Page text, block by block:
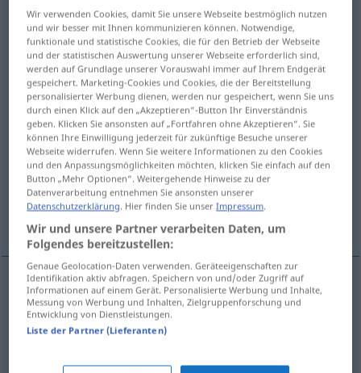
Stückgutn
Übersicht aller Übersetzungen
(Für mehr Details die Übersetzung anklicken/antippen)
parcelled goods, parcelled freight, general
cargo, LCL
less-than-carload freight (, piece goods
to forward convey ship by ordinary goods
parcel(l)edgoodspl Stückgut WIRTSCH
Stückgut
Wir verwenden Cookies, damit Sie unsere Webseite bestmöglich nutzen
und wir besser mit Ihnen kommunizieren können. Notwendige,
funktionale und statistische Cookies, die für den Betrieb der Webseite
und der statistischen Auswertung unserer Webseite erforderlich sind,
werden auf Grundlage unserer Vorauswahl immer auf Ihrem Endgerät
gespeichert. Marketing-Cookies und Cookies, die der Bereitstellung
personalisierter Werbung dienen, werden nur gespeichert, wenn Sie uns
durch einen Klick auf den „Akzeptieren“-Button Ihr Einverständnis
geben. Klicken Sie ansonsten auf „Fortfahren ohne Akzeptieren“. Sie
können Ihre Einwilligung jederzeit für zukünftige Besuche unserer
Webseite widerrufen. Wenn Sie weitere Informationen zu den Cookies
und den Anpassungsmöglichkeiten möchten, klicken Sie einfach auf den
Button „Mehr Optionen“. Weitergehende Hinweise zu der
Datenverarbeitung entnehmen Sie ansonsten unserer
Datenschutzerklärung. Hier finden Sie unserImpressum.
Wir und unsere Partner verarbeiten Daten, um
Folgendes bereitzustellen:
Genaue Geolocation-Daten verwenden. Geräteeigenschaften zur
Identifikation aktiv abfragen. Speichern von und/oder Zugriff auf
Informationen auf einem Gerät. Personalisierte Werbung und Inhalte,
Messung von Werbung und Inhalten, Zielgruppenforschung und
Entwicklung von Dienstleistungen.
Liste der Partner (Lieferanten)